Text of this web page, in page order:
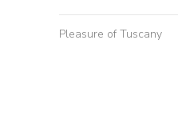
Pleasure of Tuscany